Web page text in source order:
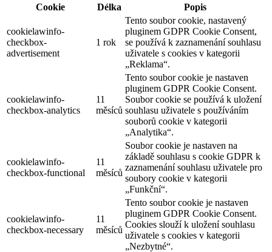
Cookie
Délka Popis
cookielawinfo-
checkbox-
advertisement
1 rok
Tento soubor cookie, nastavený
pluginem GDPR Cookie Consent,
se používá k zaznamenání souhlasu
uživatele s cookies v kategorii
„Reklama“.
cookielawinfo-
checkbox-analytics
11
měsíců
Tento soubor cookie je nastaven
pluginem GDPR Cookie Consent.
Soubor cookie se používá k uložení
souhlasu uživatele s používáním
souborů cookie v kategorii
„Analytika“.
cookielawinfo-
checkbox-functional
11
měsíců
Soubor cookie je nastaven na
základě souhlasu s cookie GDPR k
zaznamenání souhlasu uživatele pro
soubory cookie v kategorii
„Funkční“.
cookielawinfo-
checkbox-necessary
11
měsíců
Tento soubor cookie je nastaven
pluginem GDPR Cookie Consent.
Cookies slouží k uložení souhlasu
uživatele s cookies v kategorii
„Nezbytné“.